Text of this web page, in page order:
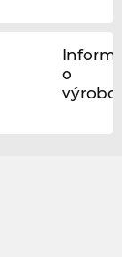
o
výrobci